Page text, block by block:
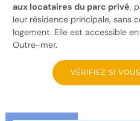
aux locataires du parc privé,
leur résidence principale, sans
logement. Elle est accessible
Outre-mer.
VÉRIFIEZ SI